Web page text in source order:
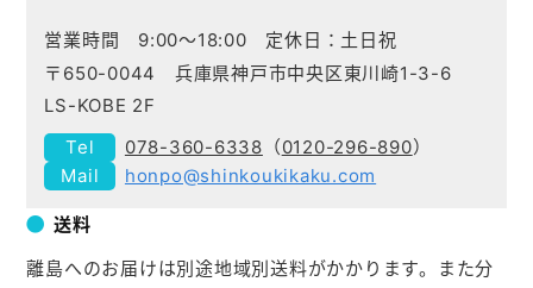
営業時間 9:00～18:00 定休日：土日祝
〒650-0044 兵庫県神戸市中央区東川崎1-3-6
LS-KOBE 2F
078-360-6338 （0120-296-890）
honpo@shinkoukikaku.com
送料
離島へのお届けは別途地域別送料がかかります。また分